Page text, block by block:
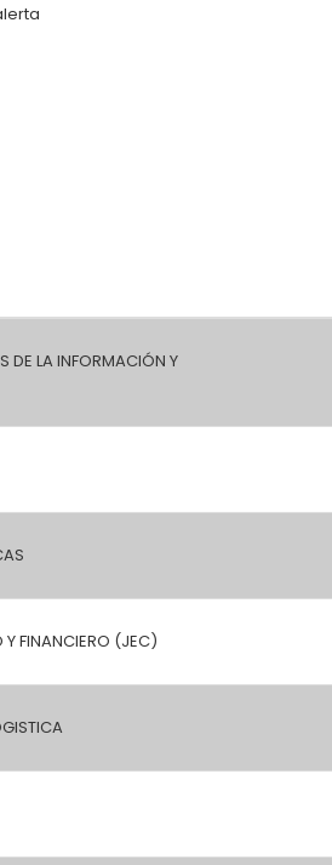
DE LA INFORMACIÓN Y
Y FINANCIERO (JEC)